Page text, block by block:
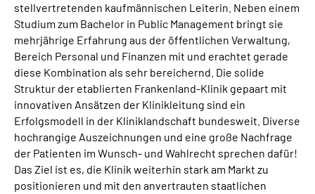
stellvertretenden kaufmännischen Leiterin. Neben einem
Studium zum Bachelor in Public Management bringt sie
mehrjährige Erfahrung aus der öffentlichen Verwaltung,
Bereich Personal und Finanzen mit und erachtet gerade
diese Kombination als sehr bereichernd. Die solide
Struktur der etablierten Frankenland-Klinik gepaart mit
innovativen Ansätzen der Klinikleitung sind ein
Erfolgsmodell in der Kliniklandschaft bundesweit. Diverse
hochrangige Auszeichnungen und eine große Nachfrage
der Patienten im Wunsch- und Wahlrecht sprechen dafür!
Das Ziel ist es, die Klinik weiterhin stark am Markt zu
positionieren und mit den anvertrauten staatlichen